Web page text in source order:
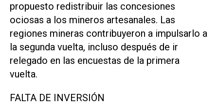
propuesto redistribuir las concesiones
ociosas a los mineros artesanales. Las
‌regiones mineras contribuyeron a impulsarlo a
la segunda vuelta, incluso después de ir
relegado en las encuestas de la primera
vuelta.
FALTA DE INVERSIÓN